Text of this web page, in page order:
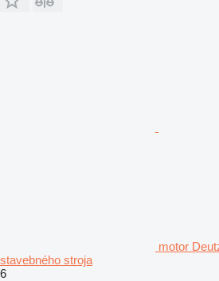
motor
stavebného stroja
6